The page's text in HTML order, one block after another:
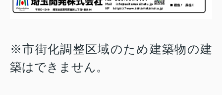
※市街化調整区域のため建築物の建
築はできません。